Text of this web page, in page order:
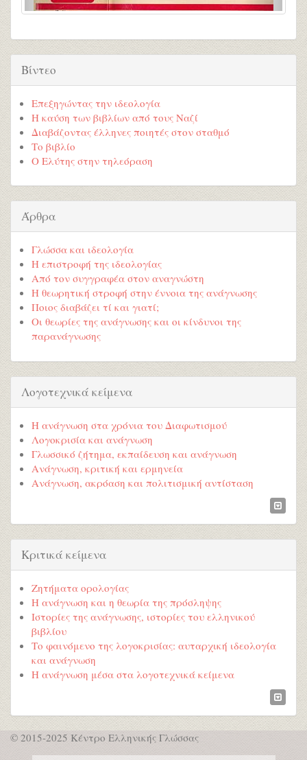
Βίντεο
Επεξηγώντας την ιδεολογία
Η καύση των βιβλίων από τους Ναζί
Διαβάζοντας έλληνες ποιητές στον σταθμό
Το βιβλίο
Ο Ελύτης στην τηλεόραση
Άρθρα
Γλώσσα και ιδεολογία
Η επιστροφή της ιδεολογίας
Από τον συγγραφέα στον αναγνώστη
Η θεωρητική στροφή στην έννοια της ανάγνωσης
Ποιος διαβάζει τί και γιατί;
Οι θεωρίες της ανάγνωσης και οι κίνδυνοι της
παρανάγνωσης
Λογοτεχνικά κείμενα
Η ανάγνωση στα χρόνια του Διαφωτισμού
Λογοκρισία και ανάγνωση
Γλωσσικό ζήτημα, εκπαίδευση και ανάγνωση
Ανάγνωση, κριτική και ερμηνεία
Ανάγνωση, ακρόαση και πολιτισμική αντίσταση
Κριτικά κείμενα
Ζητήματα ορολογίας
Η ανάγνωση και η θεωρία της πρόσληψης
Ιστορίες της ανάγνωσης, ιστορίες του ελληνικού
βιβλίου
Το φαινόμενο της λογοκρισίας: αυταρχική ιδεολογία
και ανάγνωση
Η ανάγνωση μέσα στα λογοτεχνικά κείμενα
© 2015-2025 Κέντρο Ελληνικής Γλώσσας